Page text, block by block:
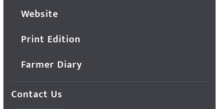
Website
Print Edition
Farmer Diary
Contact Us